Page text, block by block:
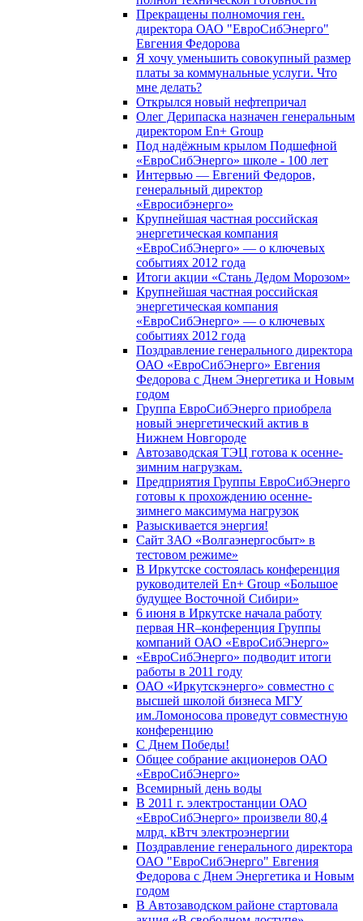
Прекращены полномочия ген.
директора ОАО "ЕвроСибЭнерго"
Евгения Федорова
Я хочу уменьшить совокупный размер
платы за коммунальные услуги. Что
мне делать?
Открылся новый нефтепричал
Олег Дерипаска назначен генеральным
директором En+ Group
Под надёжным крылом Подшефной
«ЕвроСибЭнерго» школе - 100 лет
Интервью — Евгений Федоров,
генеральный директор
«Евросибэнерго»
Крупнейшая частная российская
энергетическая компания
«ЕвроСибЭнерго» — о ключевых
событиях 2012 года
Итоги акции «Стань Дедом Морозом»
Крупнейшая частная российская
энергетическая компания
«ЕвроСибЭнерго» — о ключевых
событиях 2012 года
Поздравление генерального директора
ОАО «ЕвроСибЭнерго» Евгения
Федорова с Днем Энергетика и Новым
годом
Группа ЕвроСибЭнерго приобрела
новый энергетический актив в
Нижнем Новгороде
Автозаводская ТЭЦ готова к осенне-
зимним нагрузкам.
Предприятия Группы ЕвроСибЭнерго
готовы к прохождению осенне-
зимнего максимума нагрузок
Разыскивается энергия!
Сайт ЗАО «Волгаэнергосбыт» в
тестовом режиме»
В Иркутске состоялась конференция
руководителей En+ Group «Большое
будущее Восточной Сибири»
6 июня в Иркутске начала работу
первая HR–конференция Группы
компаний ОАО «ЕвроСибЭнерго»
«ЕвроСибЭнерго» подводит итоги
работы в 2011 году
ОАО «Иркутскэнерго» совместно с
высшей школой бизнеса МГУ
им.Ломоносова проведут совместную
конференцию
С Днем Победы!
Общее собрание акционеров ОАО
«ЕвроСибЭнерго»
Всемирный день воды
В 2011 г. электростанции ОАО
«ЕвроСибЭнерго» произвели 80,4
млрд. кВтч электроэнергии
Поздравление генерального директора
ОАО "ЕвроСибЭнерго" Евгения
Федорова с Днем Энергетика и Новым
годом
В Автозаводском районе стартовала